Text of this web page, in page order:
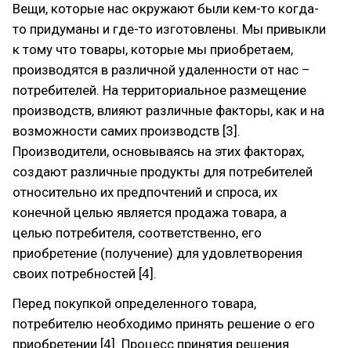
Вещи, которые нас окружают были кем-то когда-
то придуманы и где-то изготовлены. Мы привыкли
к тому что товары, которые мы приобретаем,
производятся в различной удаленности от нас –
потребителей. На территориальное размещение
производств, влияют различные факторы, как и на
возможности самих производств [3].
Производители, основываясь на этих факторах,
создают различные продукты для потребителей
относительно их предпочтений и спроса, их
конечной целью является продажа товара, а
целью потребителя, соответственно, его
приобретение (получение) для удовлетворения
своих потребностей [4].
Перед покупкой определенного товара,
потребителю необходимо принять решение о его
приобретении [4]. Процесс принятия решения